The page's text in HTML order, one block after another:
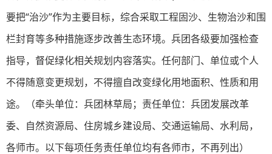
要把“治沙”作为主要目标，综合采取工程固沙、生物治沙和围
栏封育等多种措施逐步改善生态环境。兵团各级要加强检查
指导，督促绿化相关规划内容落实。任何部门、单位或个人
不得随意变更规划，不得擅自改变绿化用地面积、性质和用
途。（牵头单位：兵团林草局；责任单位：兵团发展改革
委、自然资源局、住房城乡建设局、交通运输局、水利局，
各师市。以下每项任务责任单位均有各师市，不再列出）